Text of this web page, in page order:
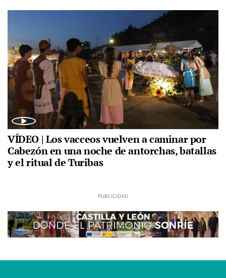
VÍDEO | Los vacceos vuelven a caminar por
Cabezón en una noche de antorchas, batallas
y el ritual de Turibas